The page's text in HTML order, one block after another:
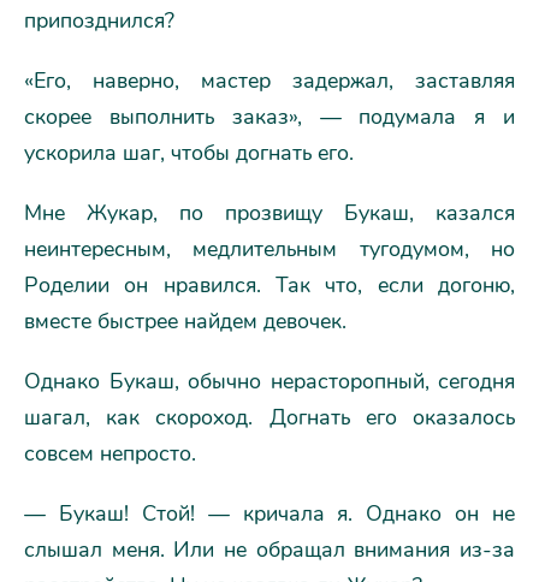
припозднился?
«Его, наверно, мастер задержал, заставляя
скорее выполнить заказ», — подумала я и
ускорила шаг, чтобы догнать его.
Мне Жукар, по прозвищу Букаш, казался
неинтересным, медлительным тугодумом, но
Роделии он нравился. Так что, если догоню,
вместе быстрее найдем девочек.
Однако Букаш, обычно нерасторопный, сегодня
шагал, как скороход. Догнать его оказалось
совсем непросто.
— Букаш! Стой! — кричала я. Однако он не
слышал меня. Или не обращал внимания из-за